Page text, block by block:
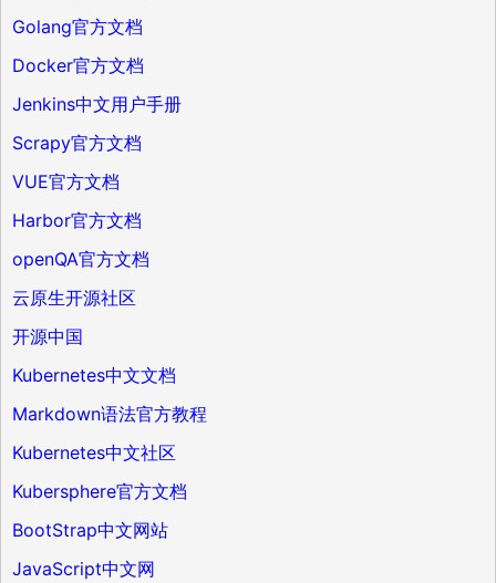
Golang官方文档
Docker官方文档
Jenkins中文用户手册
Scrapy官方文档
VUE官方文档
Harbor官方文档
openQA官方文档
云原生开源社区
开源中国
Kubernetes中文文档
Markdown语法官方教程
Kubernetes中文社区
Kubersphere官方文档
BootStrap中文网站
JavaScript中文网